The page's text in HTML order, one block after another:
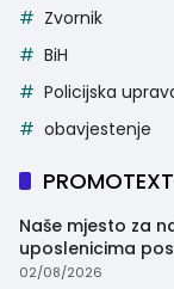
Zvornik
BiH
Policijska
obavjestenje
PROMOTEXT
Naše mjesto za
uposlenicima
trenutak
02/08/2026